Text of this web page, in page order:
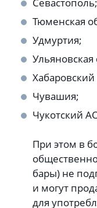
Тюменская
Удмуртия;
Ульяновская
Хабаровский
Чувашия;
Чукотский
При этом в
бары) не
и могут
для